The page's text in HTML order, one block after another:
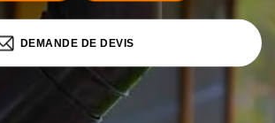
DEMANDE DE DEVIS